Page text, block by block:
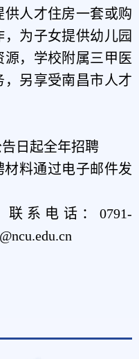
人才住房一套或购
为子女提供幼儿园
，学校附属三甲医
，另享受南昌市人才
告日起全年招聘
材料通过电子邮件发
系电话：0791-